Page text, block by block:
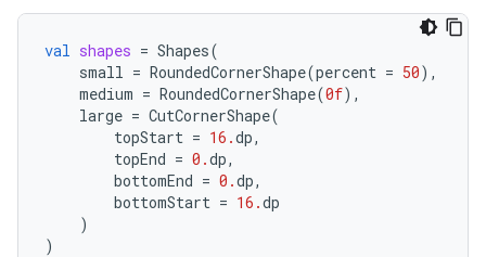
val shapes = Shapes(
small = RoundedCornerShape(percent = 50),
medium = RoundedCornerShape(0f),
large = CutCornerShape(
topStart = 16.dp,
topEnd = 0.dp,
bottomEnd = 0.dp,
bottomStart = 16.dp
)
)